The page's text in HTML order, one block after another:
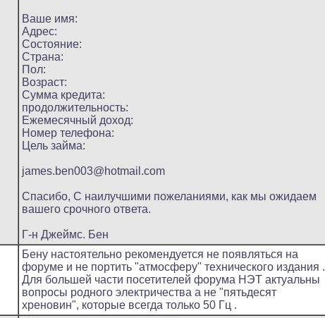
Ваше имя:
Адрес:
Состояние:
Страна:
Пол:
Возраст:
Сумма кредита:
продолжительность:
Ежемесячный доход:
Номер телефона:
Цель займа:
james.ben003@hotmail.com
Спасибо, С наилучшими пожеланиями, как мы ожидаем
вашего срочного ответа.
Г-н Джеймс. Бен
Бену настоятельно рекомендуется не появляться на
форуме и не портить "атмосферу" технического издания .
Для большей части посетителей форума НЭТ актуальны
вопросы родного электричества а не "пятьдесят
хреновин", которые всегда только 50 Гц .